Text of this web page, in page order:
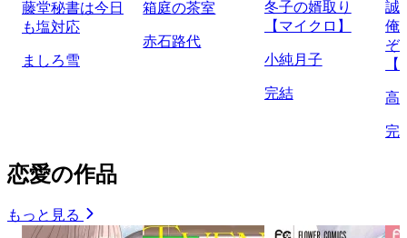
藤堂秘書は今日
も塩対応
ましろ雪
箱庭の茶室
赤石路代
冬子の婿取り
【マイクロ】
小純月子
完結
誠
俺
ぞ
高
完
恋愛の作品
もっと見る